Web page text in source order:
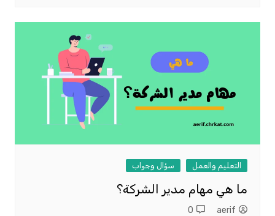
التعليم والعمل سؤال وجواب
ما هي مهام مدير الشركة؟
aerif
0